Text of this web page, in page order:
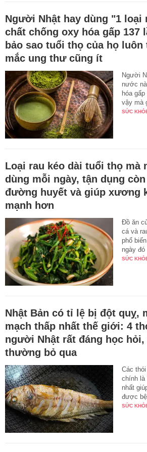
Người Nhật hay dùng "1 loại
chất chống oxy hóa gấp 137
bảo sao tuổi thọ của họ
mắc ung thư cũng ít
Người
nước
hóa
vậy mà
SỨC
Loại rau kéo dài tuổi thọ mà
dùng mỗi ngày, tận dụng
đường huyết và giúp xương
mạnh hơn
Đồ ăn
cá và
phổ
ngày đó
SỨC
Nhật Bản có tỉ lệ bị đột quỵ,
mạch thấp nhất thế giới: 4
người Nhật rất đáng học
thường bỏ qua
Các
chính là
nhất
được
SỨC